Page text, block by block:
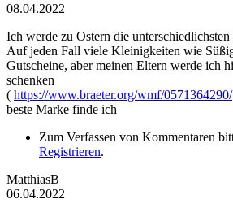
08.04.2022
Ich werde zu Ostern die
Auf jeden Fall viele Kleinigkeiten wie
Gutscheine, aber meinen Eltern werde ich
schenken
( https://www.braeter.org/wmf/0571364290/
beste Marke finde ich
Zum Verfassen von Kommentaren
Registrieren.
MatthiasB
06.04.2022